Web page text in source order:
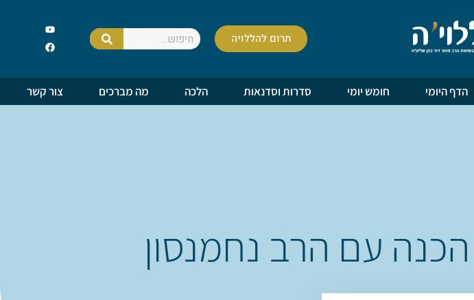
תרום להללויה
הדף היומי חומש יומי סדרות וסדנאות הלכה מה מברכים צור קשר
עם הרב נחמנסון